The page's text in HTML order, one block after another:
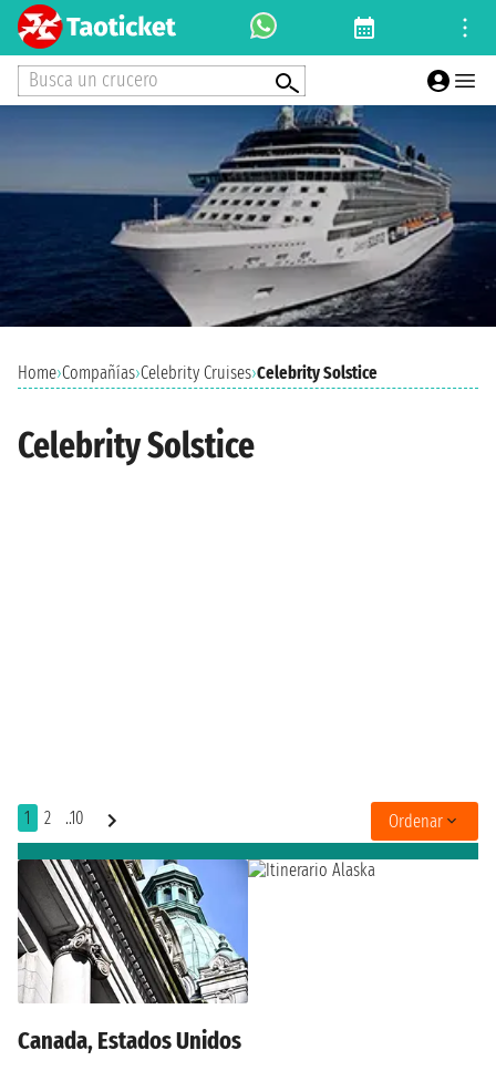
Busca un crucero
Home›Compañías›Celebrity Cruises›Celebrity Solstice
Celebrity Solstice
1 2 ..10 Ordenar
Canada, Estados Unidos